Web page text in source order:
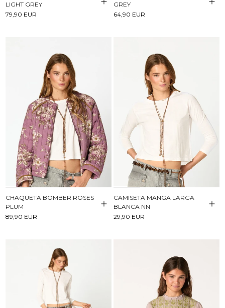
LIGHT GREY
79,90 EUR
GREY
64,90 EUR
CHAQUETA BOMBER ROSES
PLUM
89,90 EUR
CAMISETA MANGA LARGA
BLANCA NN
29,90 EUR